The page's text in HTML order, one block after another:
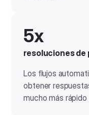
5x
resoluciones de
Los flujos
obtener
mucho más